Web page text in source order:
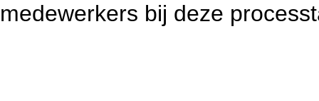
medewerkers bij deze